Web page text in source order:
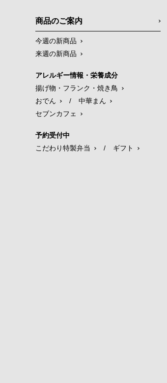
商品のご案内
今週の新商品
来週の新商品
アレルギー情報・栄養成分
揚げ物・フランク・焼き鳥
おでん
/
中華まん
セブンカフェ
予約受付中
こだわり特製弁当
/ ギフト